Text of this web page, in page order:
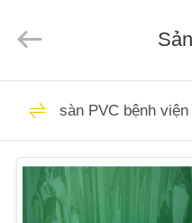
NHÀ
SẢN
PHẨM
BUILDING
MATERIALS
Sàn
sàn PVC bệnh viện